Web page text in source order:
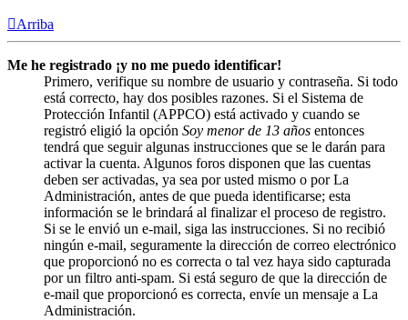
Arriba
Me he registrado ¡y no me puedo identificar!
Primero, verifique su nombre de usuario y contraseña. Si todo
está correcto, hay dos posibles razones. Si el Sistema de
Protección Infantil (APPCO) está activado y cuando se
registró eligió la opción Soy menor de 13 años entonces
tendrá que seguir algunas instrucciones que se le darán para
activar la cuenta. Algunos foros disponen que las cuentas
deben ser activadas, ya sea por usted mismo o por La
Administración, antes de que pueda identificarse; esta
información se le brindará al finalizar el proceso de registro.
Si se le envió un e-mail, siga las instrucciones. Si no recibió
ningún e-mail, seguramente la dirección de correo electrónico
que proporcionó no es correcta o tal vez haya sido capturada
por un filtro anti-spam. Si está seguro de que la dirección de
e-mail que proporcionó es correcta, envíe un mensaje a La
Administración.